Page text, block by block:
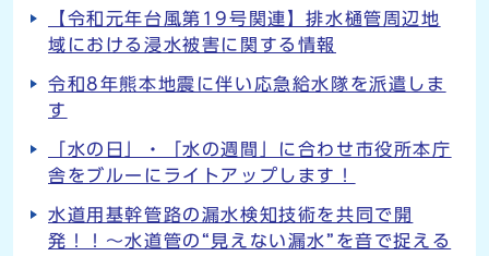
【令和元年台風第19号関連】排水樋管周辺地
域における浸水被害に関する情報
令和8年熊本地震に伴い応急給水隊を派遣しま
す
「水の日」・「水の週間」に合わせ市役所本庁
舎をブルーにライトアップします！
水道用基幹管路の漏水検知技術を共同で開
発！！～水道管の“見えない漏水”を音で捉える